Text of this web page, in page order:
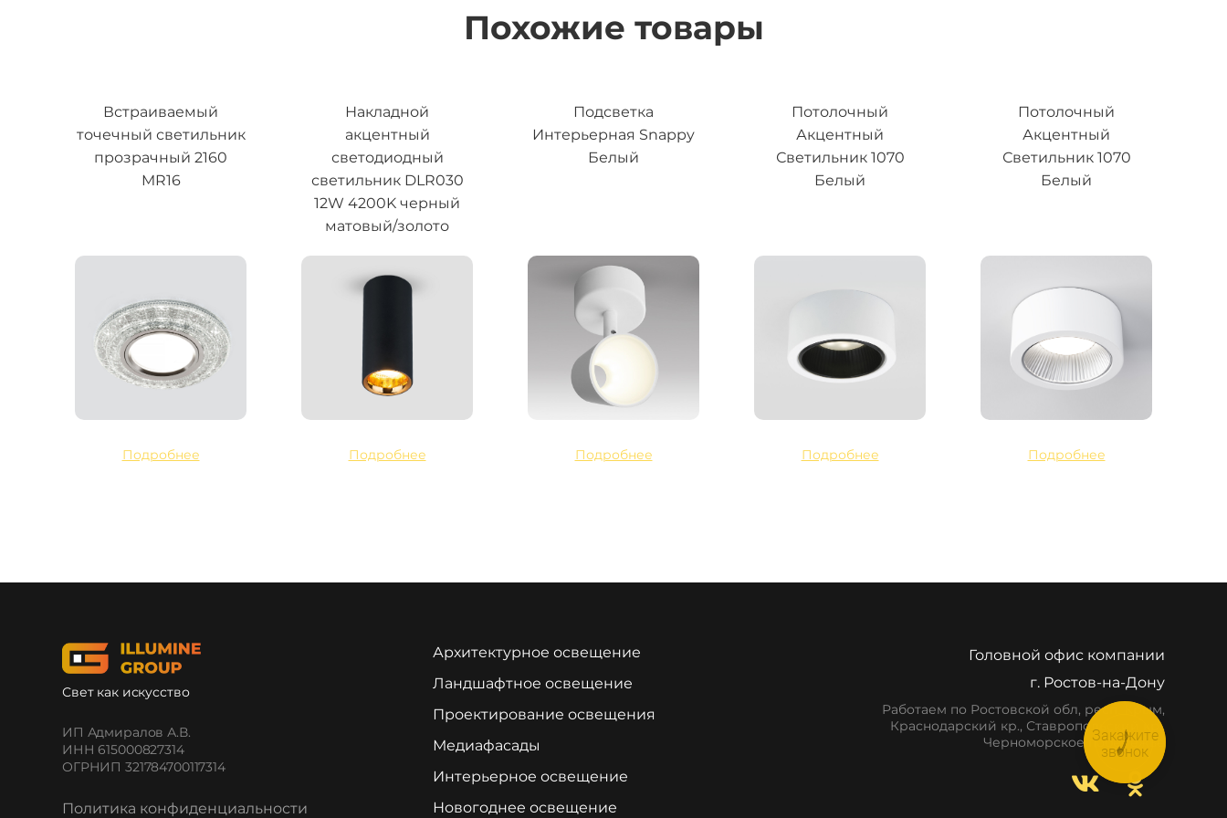
Похожие товары
Встраиваемый
точечный светильник
прозрачный 2160
MR16
Подробнее
Накладной
акцентный
светодиодный
светильник DLR030
12W 4200K черный
матовый/золото
Подробнее
Подсветка
Интерьерная Snappy
Белый
Подробнее
Потолочный
Акцентный
Светильник 1070
Белый
Подробнее
Потолочный
Акцентный
Светильник 1070
Белый
Подробнее
Свет как искусство
ИП Адмиралов А.В.
ИНН 615000827314
ОГРНИП 321784700117314
Политика конфиденциальности
Архитектурное освещение
Ландшафтное освещение
Проектирование освещения
Медиафасады
Интерьерное освещение
Новогоднее освещение
Головной офис компании
г. Ростов-на-Дону
Работаем по Ростовской обл, респ. Крым,
Краснодарский кр., Ставропольский кр.,
Черноморское побережье
Закажите
звонок